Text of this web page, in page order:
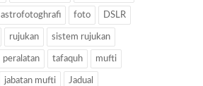
astrofotoghrafi foto DSLR
rujukan sistem rujukan
peralatan tafaquh mufti
jabatan mufti Jadual